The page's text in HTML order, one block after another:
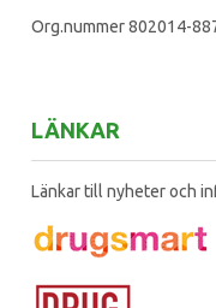
Org.nummer 802014-
LÄNKAR
Länkar till nyheter och